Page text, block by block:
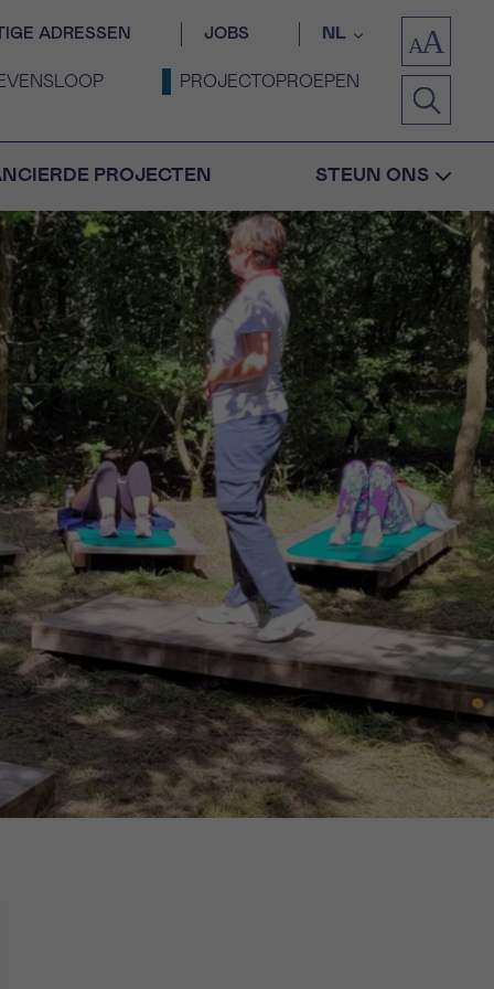
ADRESSEN JOBS NL
PROJECTOPROEPEN
PROJECTEN STEUN ONS
Bevestiging
16h-18h